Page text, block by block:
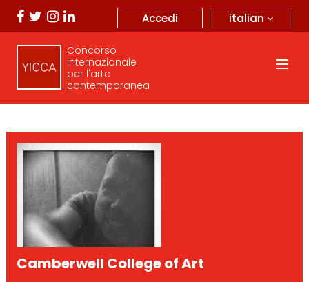
italian
Accedi
Concorso
internazionale
per l'arte
contemporanea
Camberwell College of Art